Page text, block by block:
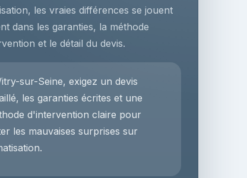
les vraies différences se jouent
dans les garanties, la méthode
et le détail du devis.
sur-Seine, exigez un devis
les garanties écrites et une
d'intervention claire pour
les mauvaises surprises sur